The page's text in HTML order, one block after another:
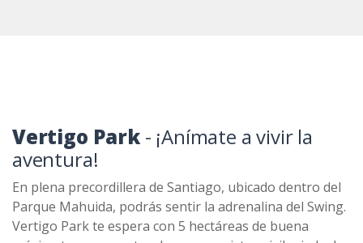
Vertigo Park - ¡Anímate a vivir la
aventura!
En plena precordillera de Santiago, ubicado dentro del
Parque Mahuida, podrás sentir la adrenalina del Swing.
Vertigo Park te espera con 5 hectáreas de buena